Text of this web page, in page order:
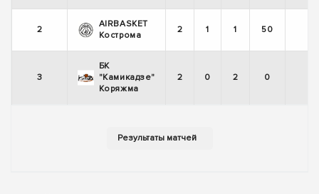
2
AIRBASKET
Кострома
2 1 1 50
3
БК
"Камикадзе"
Коряжма
2 0 2 0